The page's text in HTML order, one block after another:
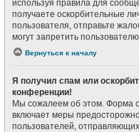
используя правила для
получаете оскорбительные
пользователя, отправьте
могут запретить
Вернуться к началу
Я получил спам или
конференции!
Мы сожалеем об этом. Форма
включает меры
пользователей,